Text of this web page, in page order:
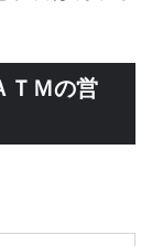
ＴＭの営